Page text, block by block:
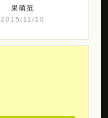
呆萌范
2015/11/10